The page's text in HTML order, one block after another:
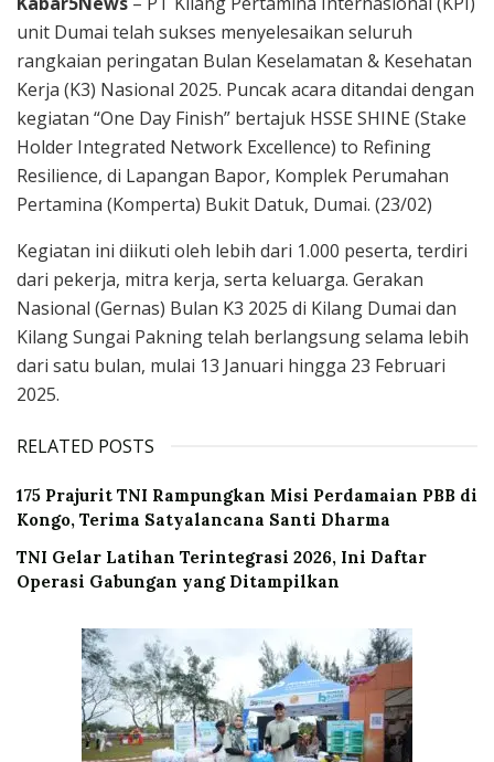
unit Dumai telah sukses menyelesaikan seluruh
rangkaian peringatan Bulan Keselamatan & Kesehatan
Kerja (K3) Nasional 2025. Puncak acara ditandai dengan
kegiatan “One Day Finish” bertajuk HSSE SHINE (Stake
Holder Integrated Network Excellence) to Refining
Resilience, di Lapangan Bapor, Komplek Perumahan
Pertamina (Komperta) Bukit Datuk, Dumai. (23/02)
Kegiatan ini diikuti oleh lebih dari 1.000 peserta, terdiri
dari pekerja, mitra kerja, serta keluarga. Gerakan
Nasional (Gernas) Bulan K3 2025 di Kilang Dumai dan
Kilang Sungai Pakning telah berlangsung selama lebih
dari satu bulan, mulai 13 Januari hingga 23 Februari
2025.
RELATED POSTS
175 Prajurit TNI Rampungkan Misi Perdamaian PBB di
Kongo, Terima Satyalancana Santi Dharma
TNI Gelar Latihan Terintegrasi 2026, Ini Daftar
Operasi Gabungan yang Ditampilkan